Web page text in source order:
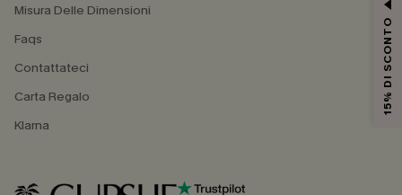
Misura Delle Dimensioni
Faqs
Contattateci
Carta Regalo
Klarna
15% DI SCONTO